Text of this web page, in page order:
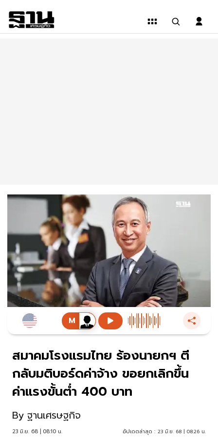
สมาคมโรงแรมไทย ร้องนายกฯ ตี
กลับมติบอร์ดค่าจ้าง ขอยกเลิกขึ้น
ค่าแรงขั้นต่ำ 400 บาท
By ฐานเศรษฐกิจ
23 มิ.ย. 68 | 08:10 น. อัปเดตล่าสุด : 23 มิ.ย. 68 | 08:26 น.